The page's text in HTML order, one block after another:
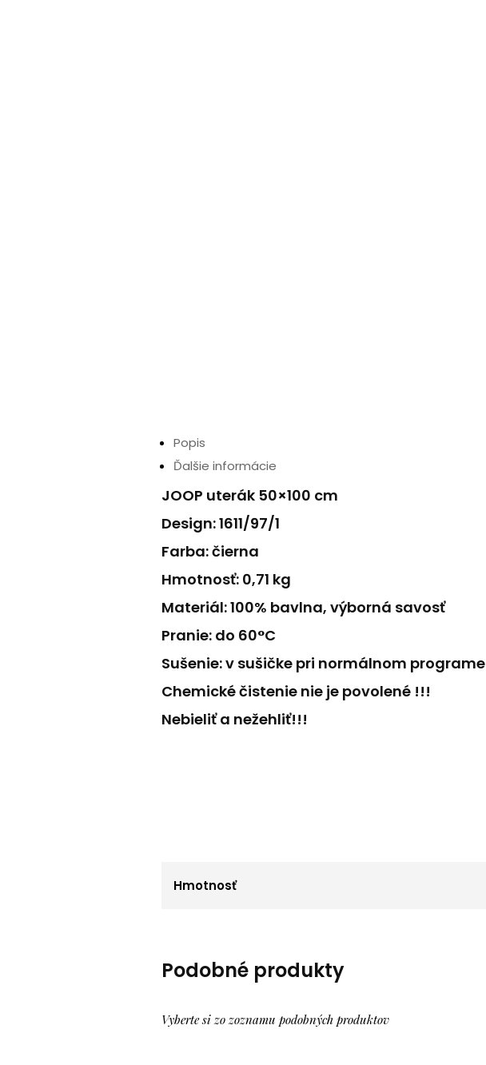
Popis
Ďalšie informácie
JOOP uterák 50×100 cm
Design: 1611/97/1
Farba: čierna
Hmotnosť: 0,71 kg
Materiál: 100% bavlna, výborná savosť
Pranie: do 60°C
Sušenie: v sušičke pri normálnom programe
Chemické čistenie nie je povolené !!!
Nebieliť a nežehliť!!!
Hmotnosť
Podobné produkty
Vyberte si zo zoznamu podobných produktov